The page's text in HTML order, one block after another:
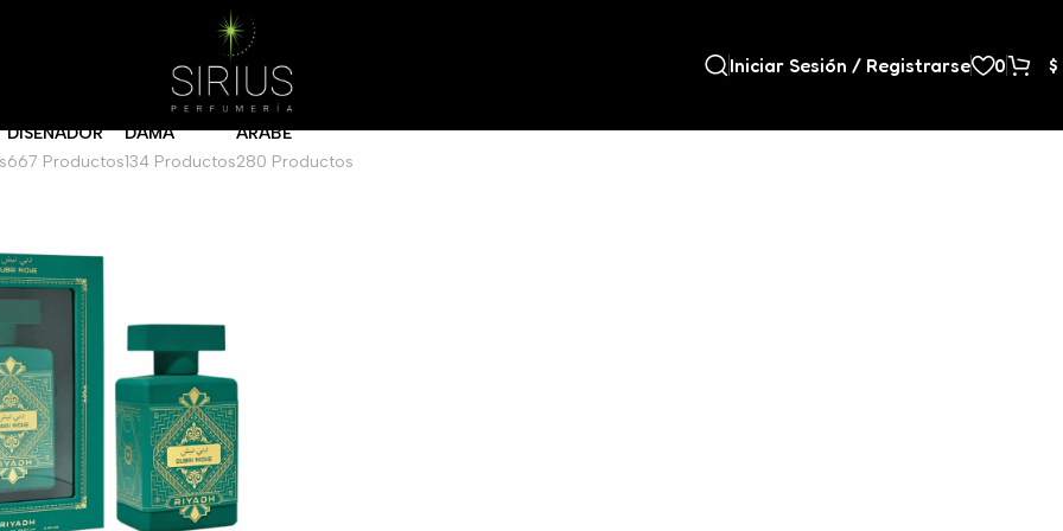
Iniciar Sesión / Registrarse 0 $
DISEÑADOR
667 Productos
DAMA
134 Productos
ARABE
280 Productos